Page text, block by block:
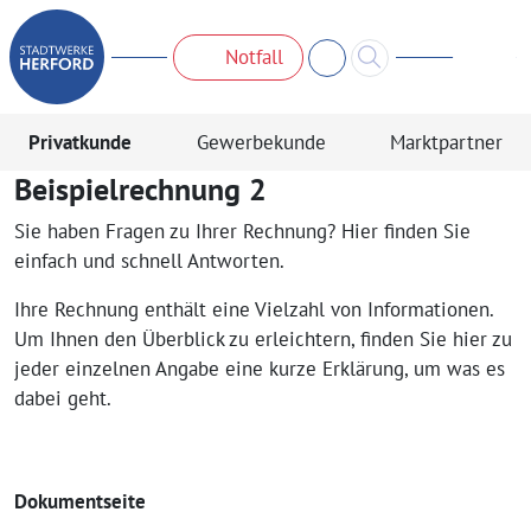
Notfall
Privatkunde Gewerbekunde Marktpartner
Beispielrechnung 2
Sie haben Fragen zu Ihrer Rechnung? Hier finden Sie
einfach und schnell Antworten.
Ihre Rechnung enthält eine Vielzahl von Informationen.
Um Ihnen den Überblick zu erleichtern, finden Sie hier zu
jeder einzelnen Angabe eine kurze Erklärung, um was es
dabei geht.
Dokumentseite